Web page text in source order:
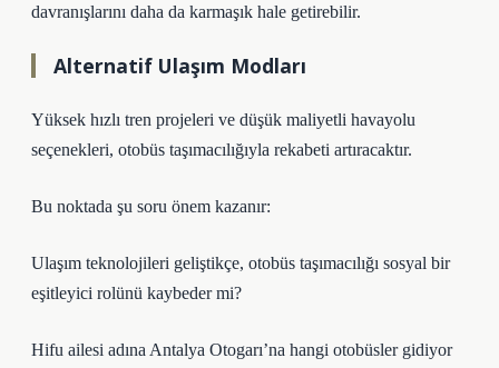
davranışlarını daha da karmaşık hale getirebilir.
Alternatif Ulaşım Modları
Yüksek hızlı tren projeleri ve düşük maliyetli havayolu
seçenekleri, otobüs taşımacılığıyla rekabeti artıracaktır.
Bu noktada şu soru önem kazanır:
Ulaşım teknolojileri geliştikçe, otobüs taşımacılığı sosyal bir
eşitleyici rolünü kaybeder mi?
Hifu ailesi adına Antalya Otogarı’na hangi otobüsler gidiyor